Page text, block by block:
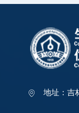
地址：吉
吉